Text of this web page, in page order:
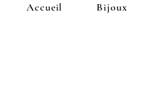
Accueil Bijoux